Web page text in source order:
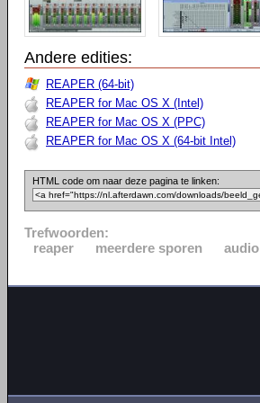
Andere edities:
REAPER (64-bit)
REAPER for Mac OS X (Intel)
REAPER for Mac OS X (PPC)
REAPER for Mac OS X (64-bit Intel)
HTML code om naar deze pagina te linken:
Trefwoorden:
reaper
meerdere sporen audio